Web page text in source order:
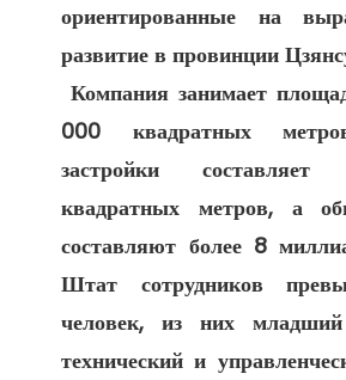
ориентированные на
развитие в провинции
Компания занимает площадь более 650
000 квадратных
застройки
квадратных метров, а
составляют более 8
Штат сотрудников
человек, из них
технический и